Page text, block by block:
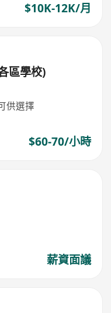
$10K-12K/月
區學校)
供選擇
$60-70/小時
薪資面議